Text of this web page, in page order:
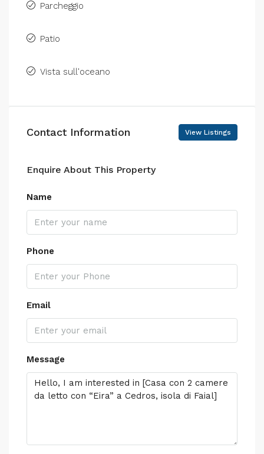
Parcheggio
Patio
Vista sull'oceano
Contact Information View Listings
Enquire About This Property
Name
Phone
Email
Message